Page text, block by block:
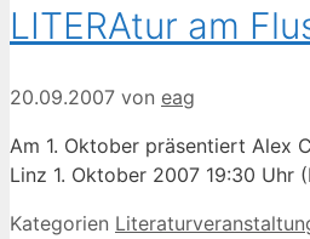
LITERAtur am
20.09.2007 von eag
Am 1. Oktober präsentiert Alex
Linz 1. Oktober 2007 19:30 Uhr
Kategorien